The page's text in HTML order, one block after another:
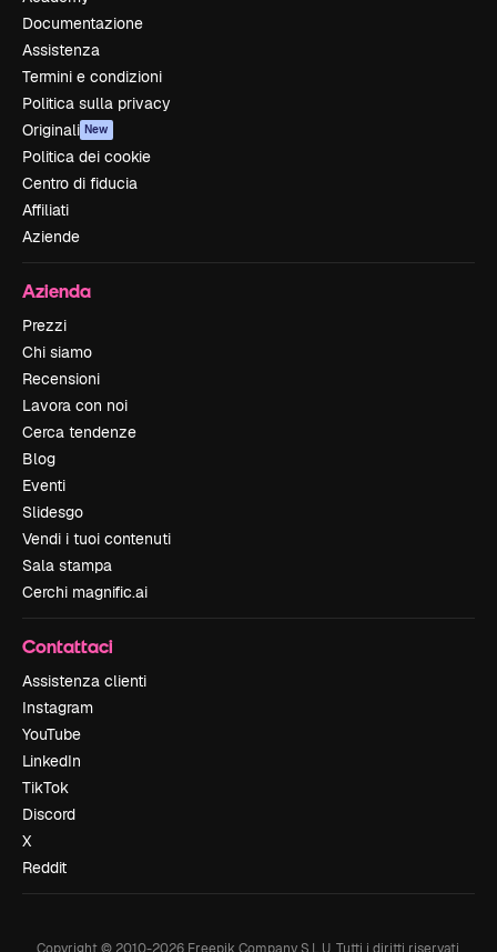
Documentazione
Assistenza
Termini e condizioni
Politica sulla privacy
Originali New
Politica dei cookie
Centro di fiducia
Affiliati
Aziende
Azienda
Prezzi
Chi siamo
Recensioni
Lavora con noi
Cerca tendenze
Blog
Eventi
Slidesgo
Vendi i tuoi contenuti
Sala stampa
Cerchi magnific.ai
Contattaci
Assistenza clienti
Instagram
YouTube
LinkedIn
TikTok
Discord
X
Reddit